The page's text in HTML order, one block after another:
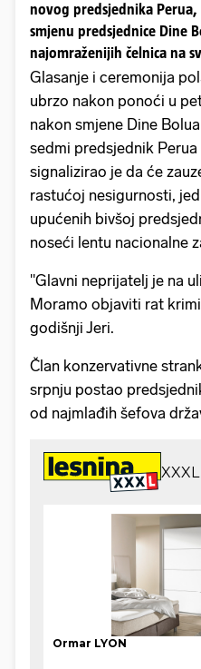
novog predsjednika
smjenu predsjednice Dine
najomraženijih čelnica na
Glasanje i ceremonija
ubrzo nakon ponoći u
nakon smjene Dine
sedmi predsjednik
signalizirao je da će
rastućoj nesigurnosti,
upućenih bivšoj
noseći lentu nacionalne
"Glavni neprijatelj je na
Moramo objaviti rat
godišnji Jeri.
Član konzervativne
srpnju postao
od najmlađih šefova